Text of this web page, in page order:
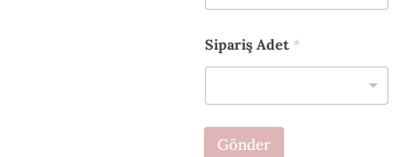
y
d
Sipariş Adet *
Gönder